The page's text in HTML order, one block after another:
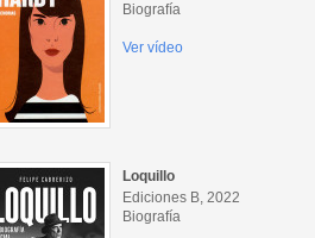
Biografía
Ver vídeo
Loquillo
Ediciones B, 2022
Biografía